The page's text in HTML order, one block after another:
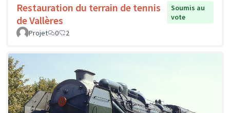
Restauration du terrain de tennis
de Vallères
Soumis au
vote
Projet
0 2